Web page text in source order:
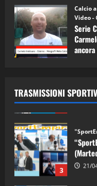
Calcio
Video -
Serie
TRASMISSIONI
1 08/
2 28/
3 21/